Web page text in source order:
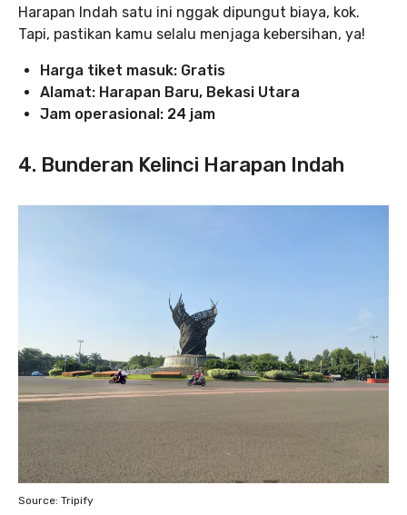
Harapan Indah satu ini nggak dipungut biaya, kok.
Tapi, pastikan kamu selalu menjaga kebersihan, ya!
Harga tiket masuk: Gratis
Alamat: Harapan Baru, Bekasi Utara
Jam operasional: 24 jam
4. Bunderan Kelinci Harapan Indah
Source: Tripify